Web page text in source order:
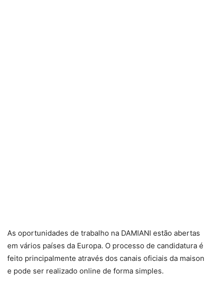
As oportunidades de trabalho na DAMIANI estão abertas
em vários países da Europa. O processo de candidatura é
feito principalmente através dos canais oficiais da maison
e pode ser realizado online de forma simples.